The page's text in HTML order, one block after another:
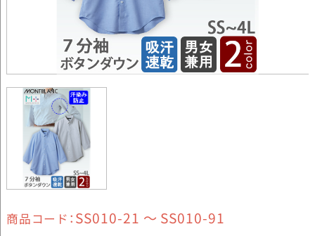
商品コード： SS010-21 ～ SS010-91